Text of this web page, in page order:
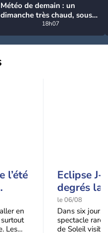
Météo de demain : un
dimanche très chaud, sous
la menace de quelques
orages
18h07
l’été
en
Les
Eclipse J-
degrés la
t-elle
l'éclipse
le 06/08
Dans six
spectacle rare
de Soleil